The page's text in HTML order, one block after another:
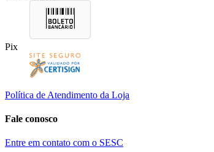
Pix
Política de Atendimento da Loja
Fale conosco
Entre em contato com o SESC